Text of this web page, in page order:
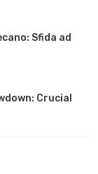
Sfida ad
Crucial